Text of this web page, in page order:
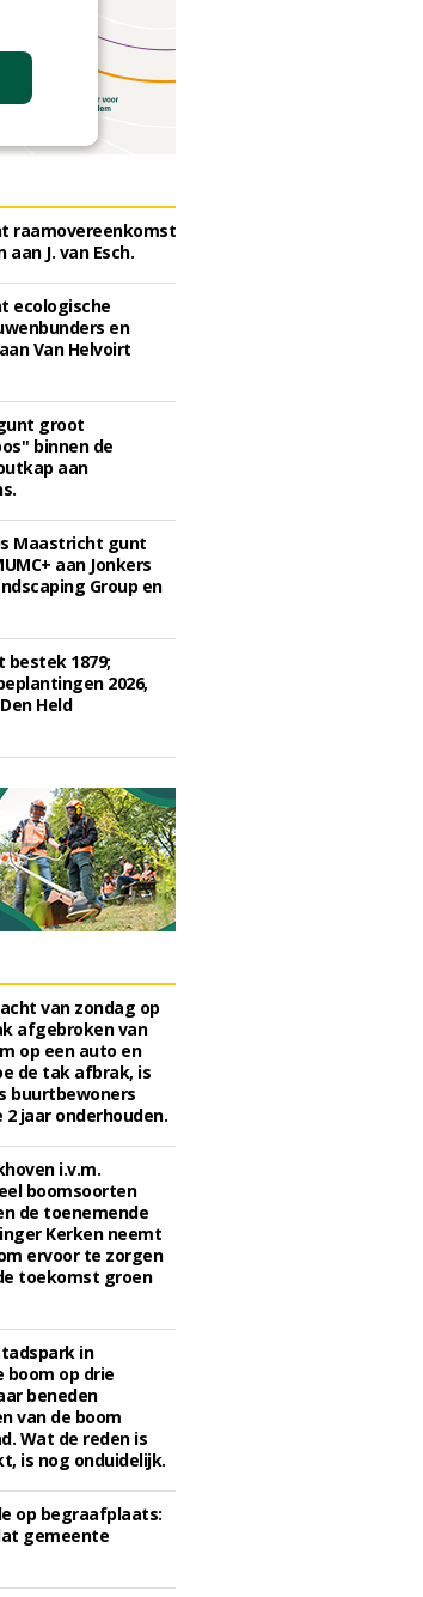
raamovereenkomst
J. van Esch.
ecologische
en
Van Helvoirt
groot
binnen de
aan
Maastricht gunt
aan Jonkers
Group en
bestek 1879;
2026,
Held
van zondag op
afgebroken van
op een auto en
de tak afbrak, is
buurtbewoners
jaar onderhouden.
i.v.m.
boomsoorten
de toenemende
Kerken neemt
ervoor te zorgen
toekomst groen
in
boom op drie
beneden
van de boom
Wat de reden is
is nog onduidelijk.
op begraafplaats:
gemeente